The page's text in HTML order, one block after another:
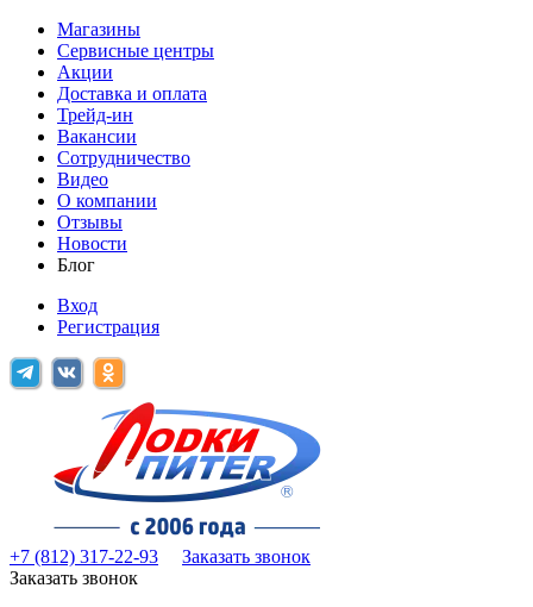
Магазины
Сервисные центры
Акции
Доставка и оплата
Трейд-ин
Вакансии
Сотрудничество
Видео
О компании
Отзывы
Новости
Блог
Вход
Регистрация
+7 (812) 317-22-93
Заказать звонок
Заказать звонок